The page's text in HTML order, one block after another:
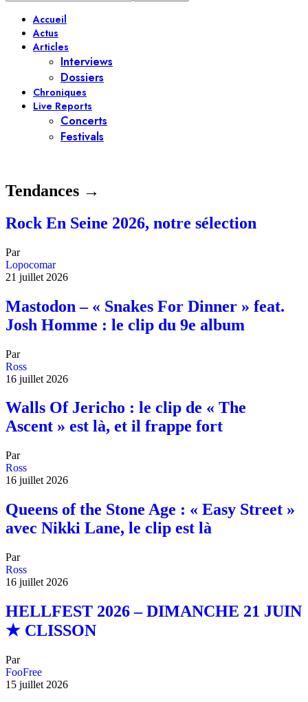
Accueil
Actus
Articles
Interviews
Dossiers
Chroniques
Live Reports
Concerts
Festivals
Tendances →
Rock En Seine 2026, notre sélection
Par
Lopocomar
21 juillet 2026
Mastodon – « Snakes For Dinner » feat.
Josh Homme : le clip du 9e album
Par
Ross
16 juillet 2026
Walls Of Jericho : le clip de « The
Ascent » est là, et il frappe fort
Par
Ross
16 juillet 2026
Queens of the Stone Age : « Easy Street »
avec Nikki Lane, le clip est là
Par
Ross
16 juillet 2026
HELLFEST 2026 – DIMANCHE 21 JUIN
★ CLISSON
Par
FooFree
15 juillet 2026